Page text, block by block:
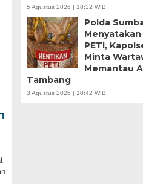
5 Agustus 2026 | 18:32 WIB
Polda
Menyatakan
PETI,
Minta
Memantau
Tambang
3 Agustus 2026 | 10:42 WIB